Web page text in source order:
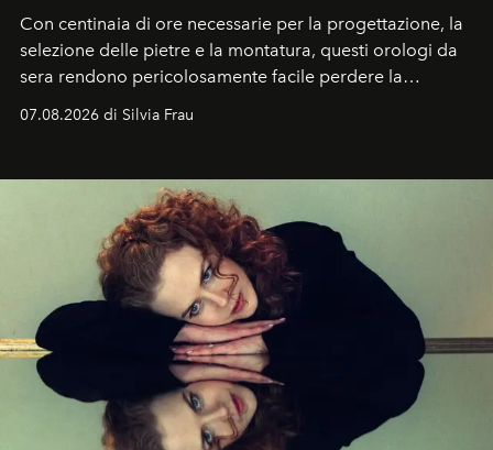
Con centinaia di ore necessarie per la progettazione, la
selezione delle pietre e la montatura, questi orologi da
sera rendono pericolosamente facile perdere la
cognizione del tempo. Ma con quadranti così
07.08.2026 di Silvia Frau